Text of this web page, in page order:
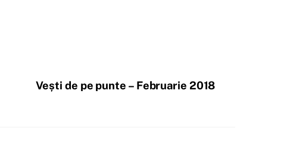
Vești de pe punte – Februarie 2018